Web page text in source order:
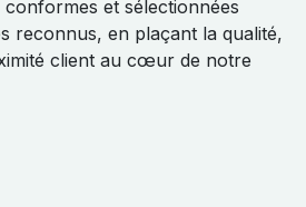
et sélectionnées
reconnus, en plaçant la qualité,
client au cœur de notre